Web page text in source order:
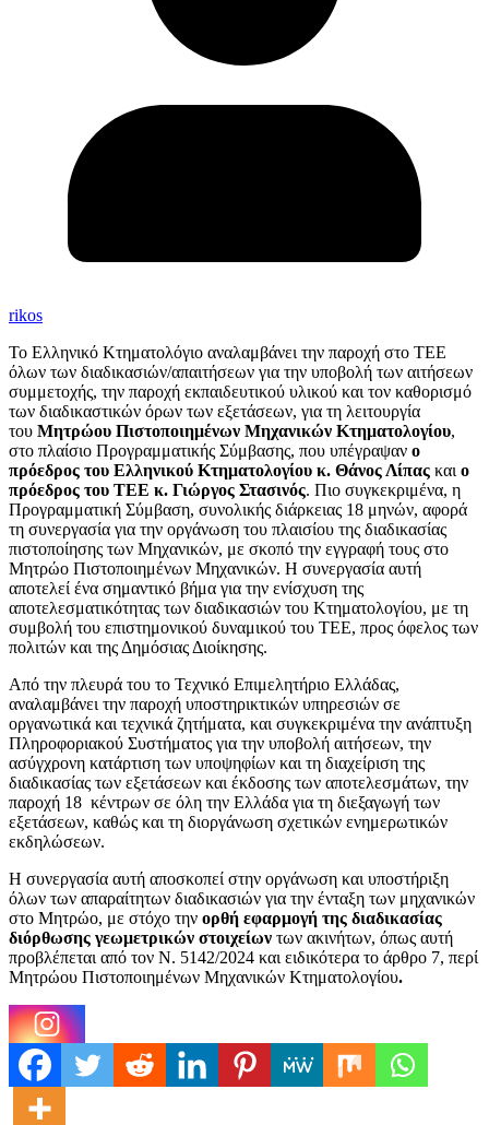
rikos
Το Ελληνικό Κτηματολόγιο αναλαμβάνει την παροχή στο ΤΕΕ
όλων των διαδικασιών/απαιτήσεων για την υποβολή των αιτήσεων
συμμετοχής, την παροχή εκπαιδευτικού υλικού και τον καθορισμό
των διαδικαστικών όρων των εξετάσεων, για τη λειτουργία
του Μητρώου Πιστοποιημένων Μηχανικών Κτηματολογίου,
στο πλαίσιο Προγραμματικής Σύμβασης, που υπέγραψαν ο
πρόεδρος του Ελληνικού Κτηματολογίου κ. Θάνος Λίπας και ο
πρόεδρος του ΤΕΕ κ. Γιώργος Στασινός. Πιο συγκεκριμένα, η
Προγραμματική Σύμβαση, συνολικής διάρκειας 18 μηνών, αφορά
τη συνεργασία για την οργάνωση του πλαισίου της διαδικασίας
πιστοποίησης των Μηχανικών, με σκοπό την εγγραφή τους στο
Μητρώο Πιστοποιημένων Μηχανικών. Η συνεργασία αυτή
αποτελεί ένα σημαντικό βήμα για την ενίσχυση της
αποτελεσματικότητας των διαδικασιών του Κτηματολογίου, με τη
συμβολή του επιστημονικού δυναμικού του ΤΕΕ, προς όφελος των
πολιτών και της Δημόσιας Διοίκησης.
Από την πλευρά του το Τεχνικό Επιμελητήριο Ελλάδας,
αναλαμβάνει την παροχή υποστηρικτικών υπηρεσιών σε
οργανωτικά και τεχνικά ζητήματα, και συγκεκριμένα την ανάπτυξη
Πληροφοριακού Συστήματος για την υποβολή αιτήσεων, την
ασύγχρονη κατάρτιση των υποψηφίων και τη διαχείριση της
διαδικασίας των εξετάσεων και έκδοσης των αποτελεσμάτων, την
παροχή 18 κέντρων σε όλη την Ελλάδα για τη διεξαγωγή των
εξετάσεων, καθώς και τη διοργάνωση σχετικών ενημερωτικών
εκδηλώσεων.
Η συνεργασία αυτή αποσκοπεί στην οργάνωση και υποστήριξη
όλων των απαραίτητων διαδικασιών για την ένταξη των μηχανικών
στο Μητρώο, με στόχο την ορθή εφαρμογή της διαδικασίας
διόρθωσης γεωμετρικών στοιχείων των ακινήτων, όπως αυτή
προβλέπεται από τον Ν. 5142/2024 και ειδικότερα το άρθρο 7, περί
Μητρώου Πιστοποιημένων Μηχανικών Κτηματολογίου.